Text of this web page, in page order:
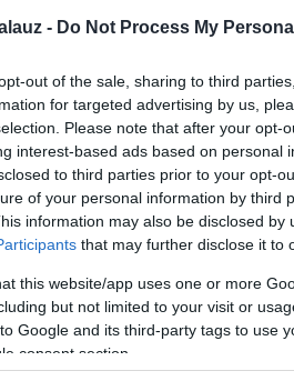
- Do Not Process My
out of the sale, sharing to third
for targeted advertising by us,
Please note that after your opt-
interest-based ads based on personal
to third parties prior to your opt-
of your personal information by third
information may also be disclosed by
that may further disclose it to
this website/app uses one or more
but not limited to your visit or
Google and its third-party tags to use
consent section.